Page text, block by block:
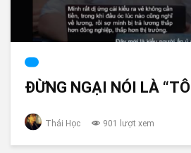
ĐỪNG NGẠI NÓI LÀ
Thái Học 901 lượt xem